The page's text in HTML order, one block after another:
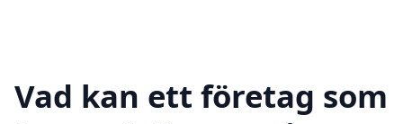
Vad kan ett företag som